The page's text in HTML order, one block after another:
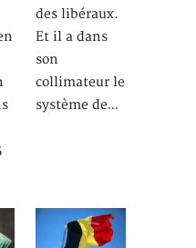
des libéraux.
Et il a dans
son
collimateur le
système de…